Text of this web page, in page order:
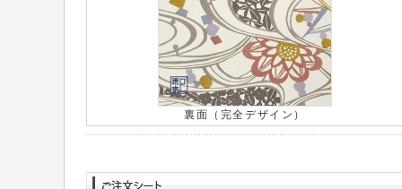
裏面（完全デザイン）